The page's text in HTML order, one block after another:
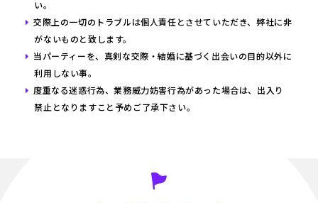
い。
交際上の一切のトラブルは個人責任とさせていただき、弊社に非
がないものと致します。
当パーティーを、真剣な交際・結婚に基づく出会いの目的以外に
利用しない事。
度重なる迷惑行為、業務威力妨害行為があった場合は、出入り
禁止となりますこと予めご了承下さい。